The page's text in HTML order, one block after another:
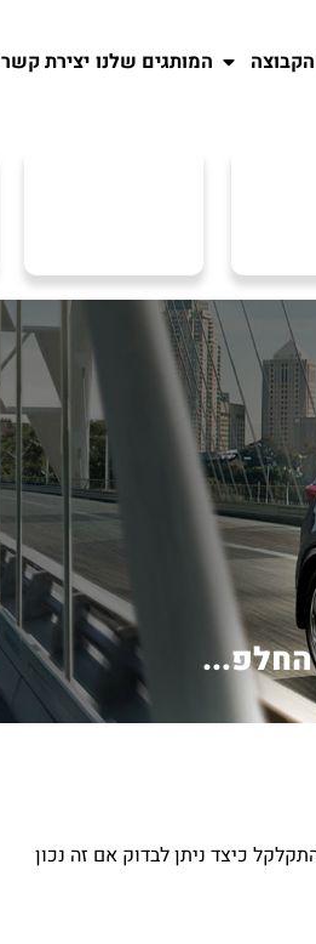
המותגים שלנו יצירת קשר
התקלקל כיצד ניתן לבדוק אם זה נכון